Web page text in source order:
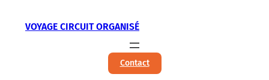
VOYAGE CIRCUIT ORGANISÉ
Contact